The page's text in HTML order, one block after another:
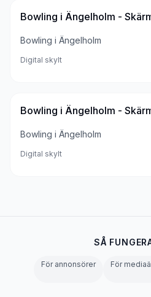
Bowling i Ängelholm -
Bowling i Ängelholm
Digital skylt
Bowling i Ängelholm -
Bowling i Ängelholm
Digital skylt
SÅ
För annonsörer För